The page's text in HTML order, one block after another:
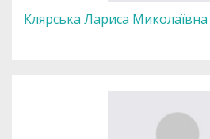
Клярська Лариса Миколаївна